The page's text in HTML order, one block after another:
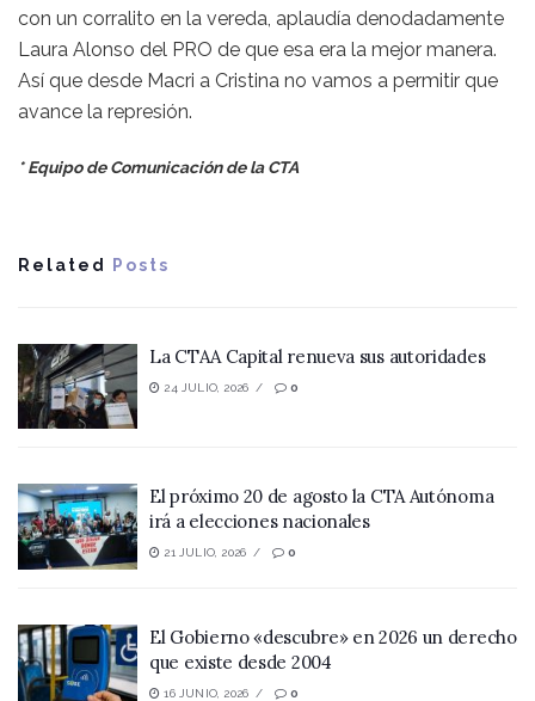
con un corralito en la vereda, aplaudía denodadamente
Laura Alonso del PRO de que esa era la mejor manera.
Así que desde Macri a Cristina no vamos a permitir que
avance la represión.
* Equipo de Comunicación de la CTA
Related Posts
La CTAA Capital renueva sus autoridades
24 JULIO, 2026 0
El próximo 20 de agosto la CTA Autónoma
irá a elecciones nacionales
21 JULIO, 2026 0
El Gobierno «descubre» en 2026 un derecho
que existe desde 2004
16 JUNIO, 2026 0